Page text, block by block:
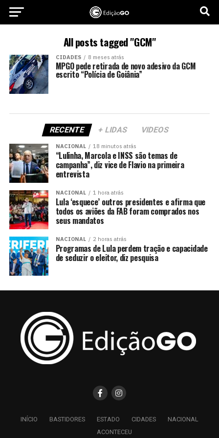
All posts tagged "GCM"
CIDADES 8 meses atrás
MPGO pede retirada de novo adesivo da GCM
escrito “Polícia de Goiânia”
RECENTE + LIDAS VIDEOS
NACIONAL 18 minutos atrás
“Lulinha, Marcola e INSS são temas de
campanha”, diz vice de Flavio na primeira
entrevista
NACIONAL 1 hora atrás
Lula ‘esquece’ outros presidentes e afirma que
todos os aviões da FAB foram comprados nos
seus mandatos
NACIONAL 2 horas atrás
Programas de Lula perdem tração e capacidade
de seduzir o eleitor, diz pesquisa
INÍCIO BASTIDORES ESTADO CIDADES
NACIONAL
ACONTECEU